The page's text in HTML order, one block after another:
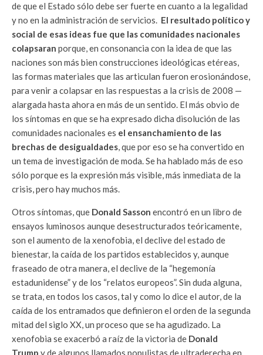
de que el Estado sólo debe ser fuerte en cuanto a la legalidad
y no en la administración de servicios. El resultado político y
social de esas ideas fue que las comunidades nacionales
colapsaran porque, en consonancia con la idea de que las
naciones son más bien construcciones ideológicas etéreas,
las formas materiales que las articulan fueron erosionándose,
para venir a colapsar en las respuestas a la crisis de 2008 —
alargada hasta ahora en más de un sentido. El más obvio de
los síntomas en que se ha expresado dicha disolución de las
comunidades nacionales es el ensanchamiento de las
brechas de desigualdades, que por eso se ha convertido en
un tema de investigación de moda. Se ha hablado más de eso
sólo porque es la expresión más visible, más inmediata de la
crisis, pero hay muchos más.
Otros síntomas, que Donald Sasson encontró en un libro de
ensayos luminosos aunque desestructurados teóricamente,
son el aumento de la xenofobia, el declive del estado de
bienestar, la caída de los partidos establecidos y, aunque
fraseado de otra manera, el declive de la “hegemonía
estadunidense” y de los “relatos europeos”. Sin duda alguna,
se trata, en todos los casos, tal y como lo dice el autor, de la
caída de los entramados que definieron el orden de la segunda
mitad del siglo XX, un proceso que se ha agudizado. La
xenofobia se exacerbó a raíz de la victoria de Donald
Trump y de algunos llamados populistas de ultraderecha en